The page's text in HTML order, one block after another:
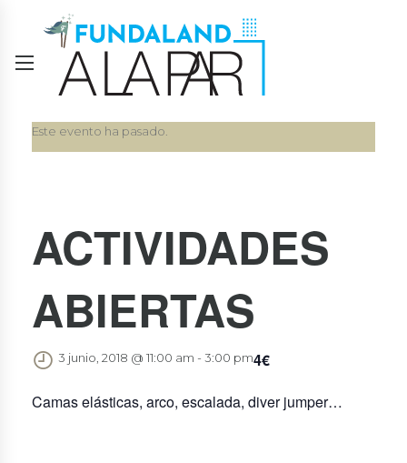
Este evento ha pasado.
ACTIVIDADES
ABIERTAS
3 junio, 2018 @ 11:00 am - 3:00 pm4€
Camas elásticas, arco, escalada, diver jumper…